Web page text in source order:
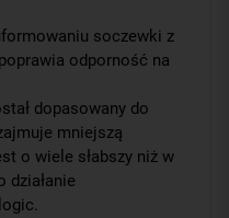
soczewki z
odporność na
dopasowany do
mniejszą
o wiele słabszy niż w
działanie